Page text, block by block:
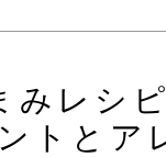
みレシ
トとア